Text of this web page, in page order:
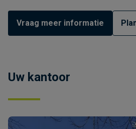
Vraag meer informatie
Uw kantoor